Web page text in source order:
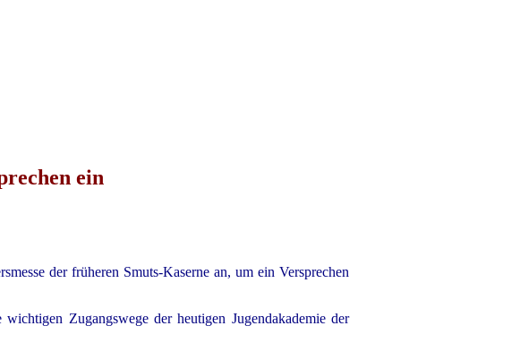
ein
der früheren Smuts-Kaserne an, um ein Versprechen
Zugangswege der heutigen Jugendakademie der